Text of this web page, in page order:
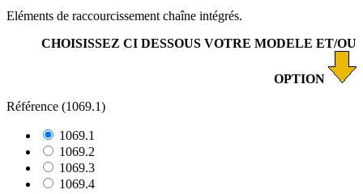
Eléments de raccourcissement chaîne intégrés.
CHOISISSEZ CI DESSOUS VOTRE MODELE ET/OU
OPTION
Référence (1069.1)
1069.1
1069.2
1069.3
1069.4